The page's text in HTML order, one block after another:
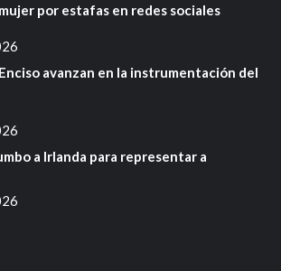
por estafas en redes sociales
avanzan en la instrumentación del
a Irlanda para representar a